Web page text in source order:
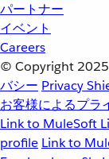
パートナー
イベント
Careers
© Copyright 2025
バシー Privacy
お客様によるプラ
Link to MuleSoft
profile Link to